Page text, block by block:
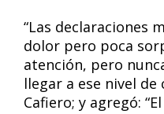
“Las declaraciones
dolor pero poca
atención, pero
llegar a ese nivel de
Cafiero; y agregó: